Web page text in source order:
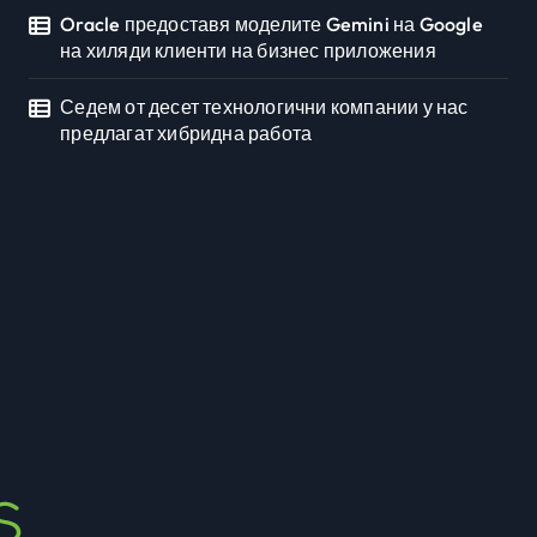
Oracle предоставя моделите Gemini на Google
на хиляди клиенти на бизнес приложения
Седем от десет технологични компании у нас
предлагат хибридна работа